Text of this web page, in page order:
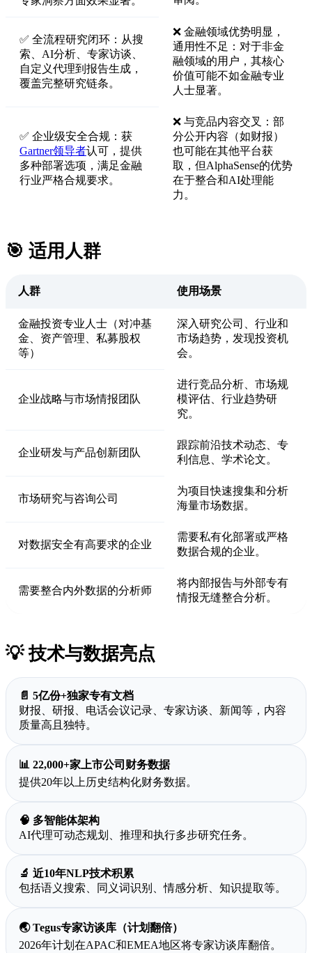
✅ 全流程研究闭环：从搜
索、AI分析、专家访谈、
自定义代理到报告生成，
覆盖完整研究链条。
❌ 金融领域优势明显，
通用性不足：对于非金
融领域的用户，其核心
价值可能不如金融专业
人士显著。
✅ 企业级安全合规：获
Gartner领导者认可，提供
多种部署选项，满足金融
行业严格合规要求。
❌ 与竞品内容交叉：部
分公开内容（如财报）
也可能在其他平台获
取，但AlphaSense的优势
在于整合和AI处理能
力。
🎯 适用人群
人群 使用场景
金融投资专业人士（对冲基
金、资产管理、私募股权
等）
深入研究公司、行业和
市场趋势，发现投资机
会。
企业战略与市场情报团队
进行竞品分析、市场规
模评估、行业趋势研
究。
企业研发与产品创新团队
跟踪前沿技术动态、专
利信息、学术论文。
市场研究与咨询公司
为项目快速搜集和分析
海量市场数据。
对数据安全有高要求的企业
需要私有化部署或严格
数据合规的企业。
需要整合内外数据的分析师
将内部报告与外部专有
情报无缝整合分析。
💡 技术与数据亮点
📄 5亿份+独家专有文档
财报、研报、电话会议记录、专家访谈、新闻等，内容
质量高且独特。
📊 22,000+家上市公司财务数据
提供20年以上历史结构化财务数据。
🧠 多智能体架构
AI代理可动态规划、推理和执行多步研究任务。
🔬 近10年NLP技术积累
包括语义搜索、同义词识别、情感分析、知识提取等。
🌏 Tegus专家访谈库（计划翻倍）
2026年计划在APAC和EMEA地区将专家访谈库翻倍。